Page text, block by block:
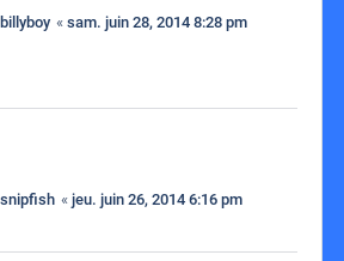
billyboy « sam. juin 28, 2014 8:28 pm
snipfish « jeu. juin 26, 2014 6:16 pm